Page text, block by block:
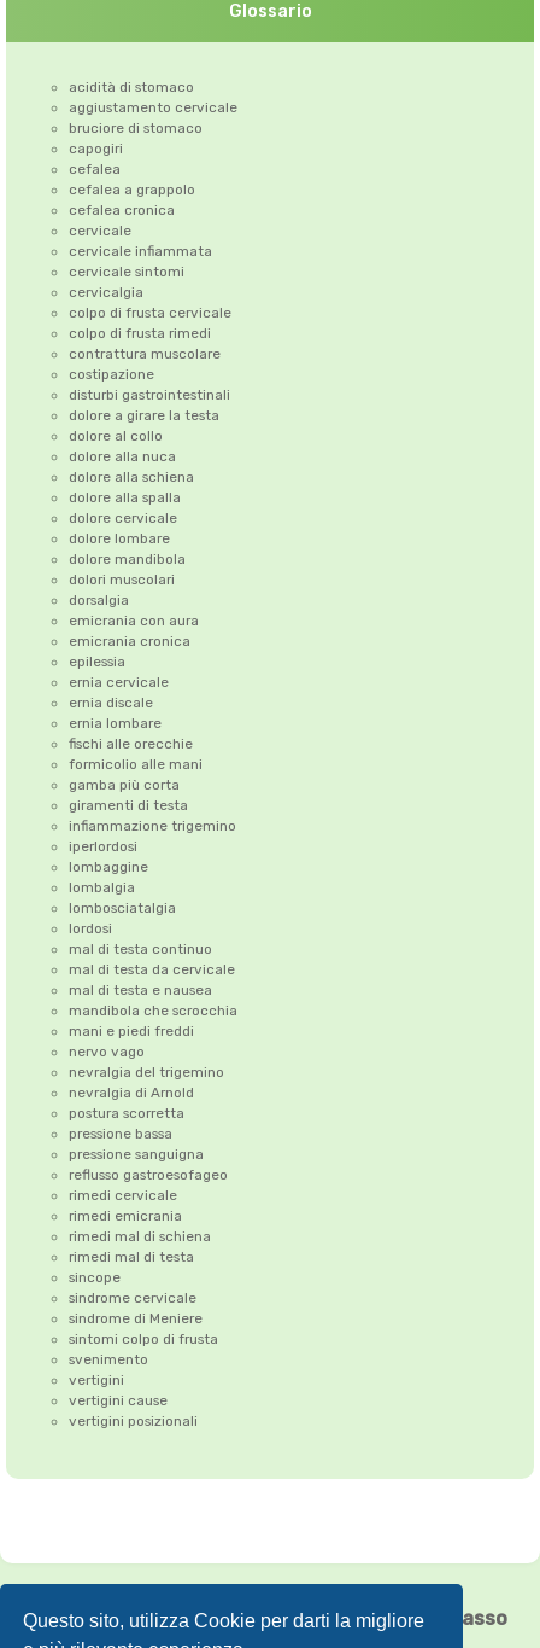
Questo sito, utilizza Cookie per darti la migliore
Glossario
acidità di stomaco
aggiustamento cervicale
bruciore di stomaco
capogiri
cefalea
cefalea a grappolo
cefalea cronica
cervicale
cervicale infiammata
cervicale sintomi
cervicalgia
colpo di frusta cervicale
colpo di frusta rimedi
contrattura muscolare
costipazione
disturbi gastrointestinali
dolore a girare la testa
dolore al collo
dolore alla nuca
dolore alla schiena
dolore alla spalla
dolore cervicale
dolore lombare
dolore mandibola
dolori muscolari
dorsalgia
emicrania con aura
emicrania cronica
epilessia
ernia cervicale
ernia discale
ernia lombare
fischi alle orecchie
formicolio alle mani
gamba più corta
giramenti di testa
infiammazione trigemino
iperlordosi
lombaggine
lombalgia
lombosciatalgia
lordosi
mal di testa continuo
mal di testa da cervicale
mal di testa e nausea
mandibola che scrocchia
mani e piedi freddi
nervo vago
nevralgia del trigemino
nevralgia di Arnold
postura scorretta
pressione bassa
pressione sanguigna
reflusso gastroesofageo
rimedi cervicale
rimedi emicrania
rimedi mal di schiena
rimedi mal di testa
sincope
sindrome cervicale
sindrome di Meniere
sintomi colpo di frusta
svenimento
vertigini
vertigini cause
vertigini posizionali
•
Cefalea tensiva•Vertigini•Floating Chiasso